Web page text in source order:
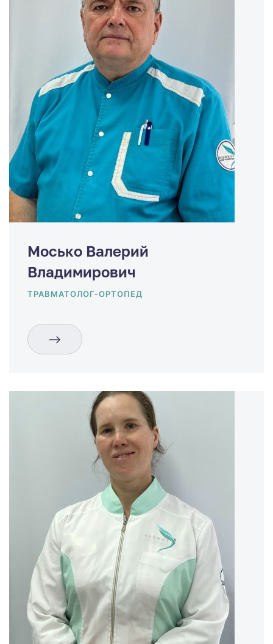
Мосько Валерий
Владимирович
ТРАВМАТОЛОГ-ОРТОПЕД